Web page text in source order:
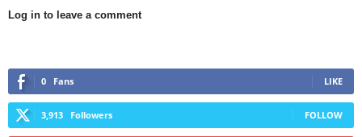
Log in to leave a comment
0 Fans LIKE
3,913 Followers FOLLOW